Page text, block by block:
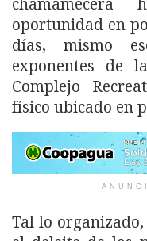
oportunidad en
días, mismo
exponentes de
Complejo
físico ubicado en
Tal lo